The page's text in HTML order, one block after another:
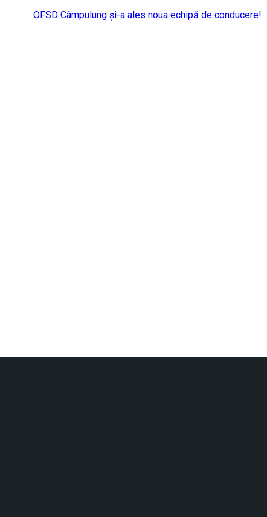
OFSD Câmpulung și-a ales noua echipă de conducere!